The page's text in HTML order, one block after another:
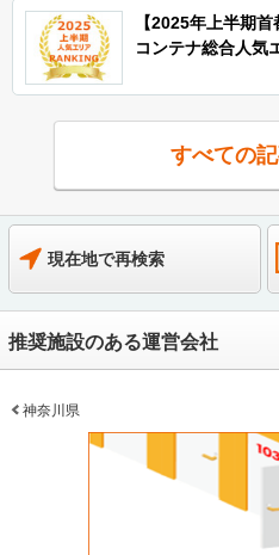
【2025年上半期
コンテナ総合人気
すべての
現在地で再検索
推奨施設のある運営会社
神奈川県